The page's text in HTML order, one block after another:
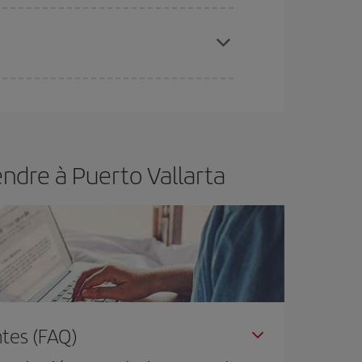
à Puerto Vallarta
(FAQ)